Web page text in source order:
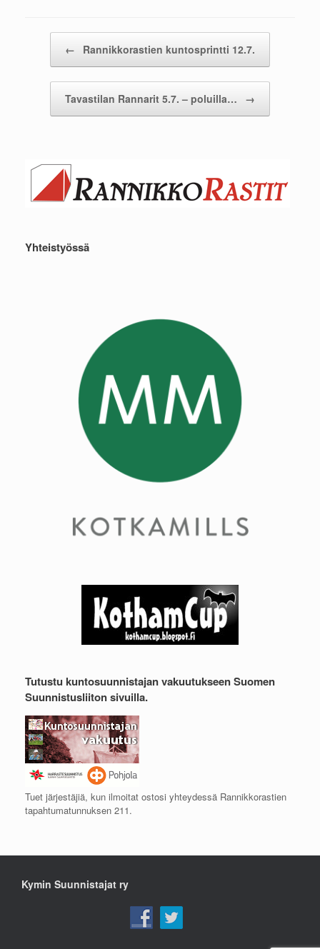
← Rannikkorastien kuntosprintti 12.7.
Tavastilan Rannarit 5.7. – poluilla… →
Yhteistyössä
Tutustu kuntosuunnistajan vakuutukseen Suomen
Suunnistusliiton sivuilla.
Tuet järjestäjiä, kun ilmoitat ostosi yhteydessä Rannikkorastien
tapahtumatunnuksen 211.
Kymin Suunnistajat ry